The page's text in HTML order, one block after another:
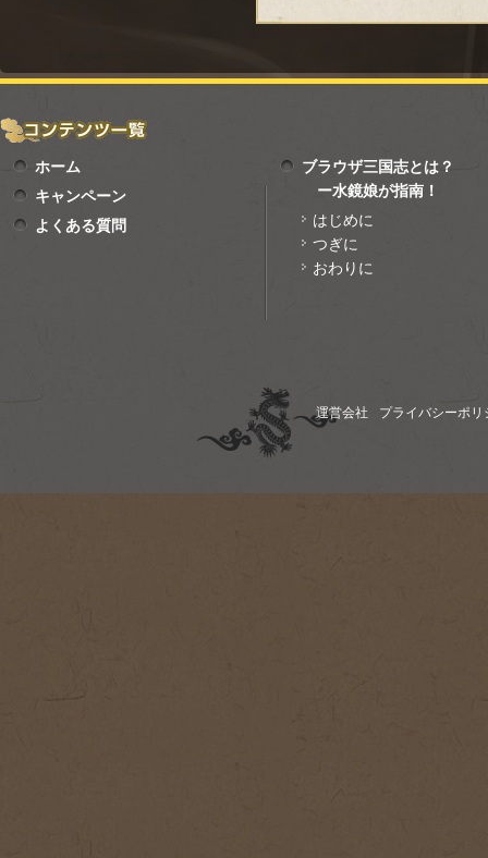
ホーム
キャンペーン
よくある質問
ブラウザ三国志とは？
ー水鏡娘が指南！
はじめに
つぎに
おわりに
運営会社 プライバシーポリ